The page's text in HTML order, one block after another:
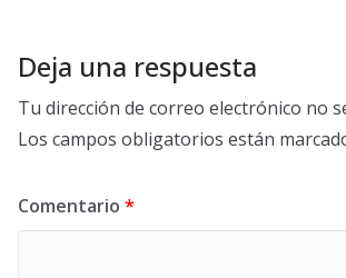
Deja una respuesta
Tu dirección de correo electrónico no
Los campos obligatorios están
Comentario *